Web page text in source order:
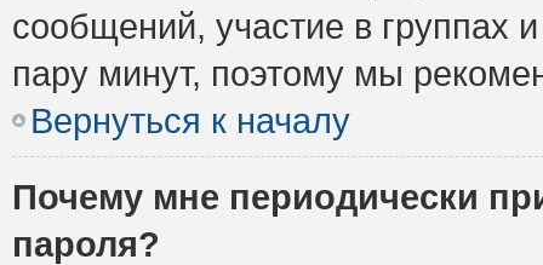
сообщений, участие в группах
пару минут, поэтому мы
Вернуться к началу
Почему мне периодически
пароля?